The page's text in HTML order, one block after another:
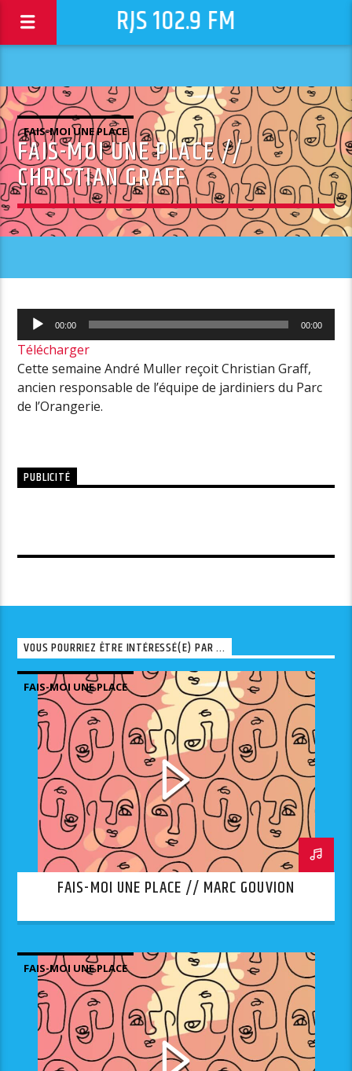
RJS 102.9 FM
FAIS-MOI UNE PLACE
FAIS-MOI UNE PLACE //
CHRISTIAN GRAFF
Lecteur
audio
00:00 00:00
Télécharger
Cette semaine André Muller reçoit Christian Graff,
ancien responsable de l’équipe de jardiniers du Parc
de l’Orangerie.
PUBLICITÉ
VOUS POURRIEZ ÊTRE INTÉRESSÉ(E) PAR ...
FAIS-MOI UNE PLACE
FAIS-MOI UNE PLACE // MARC GOUVION
FAIS-MOI UNE PLACE